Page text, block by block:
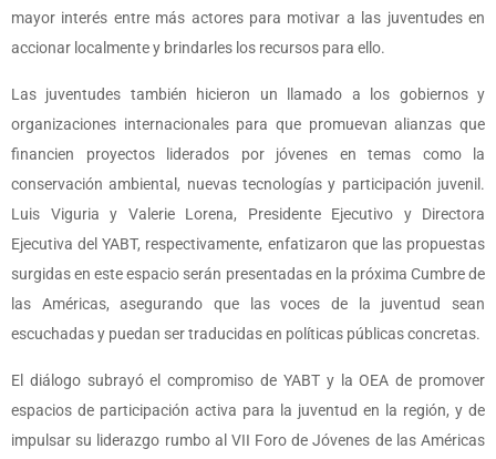
mayor interés entre más actores para motivar a las juventudes en
accionar localmente y brindarles los recursos para ello.
Las juventudes también hicieron un llamado a los gobiernos y
organizaciones internacionales para que promuevan alianzas que
financien proyectos liderados por jóvenes en temas como la
conservación ambiental, nuevas tecnologías y participación juvenil.
Luis Viguria y Valerie Lorena, Presidente Ejecutivo y Directora
Ejecutiva del YABT, respectivamente, enfatizaron que las propuestas
surgidas en este espacio serán presentadas en la próxima Cumbre de
las Américas, asegurando que las voces de la juventud sean
escuchadas y puedan ser traducidas en políticas públicas concretas.
El diálogo subrayó el compromiso de YABT y la OEA de promover
espacios de participación activa para la juventud en la región, y de
impulsar su liderazgo rumbo al VII Foro de Jóvenes de las Américas